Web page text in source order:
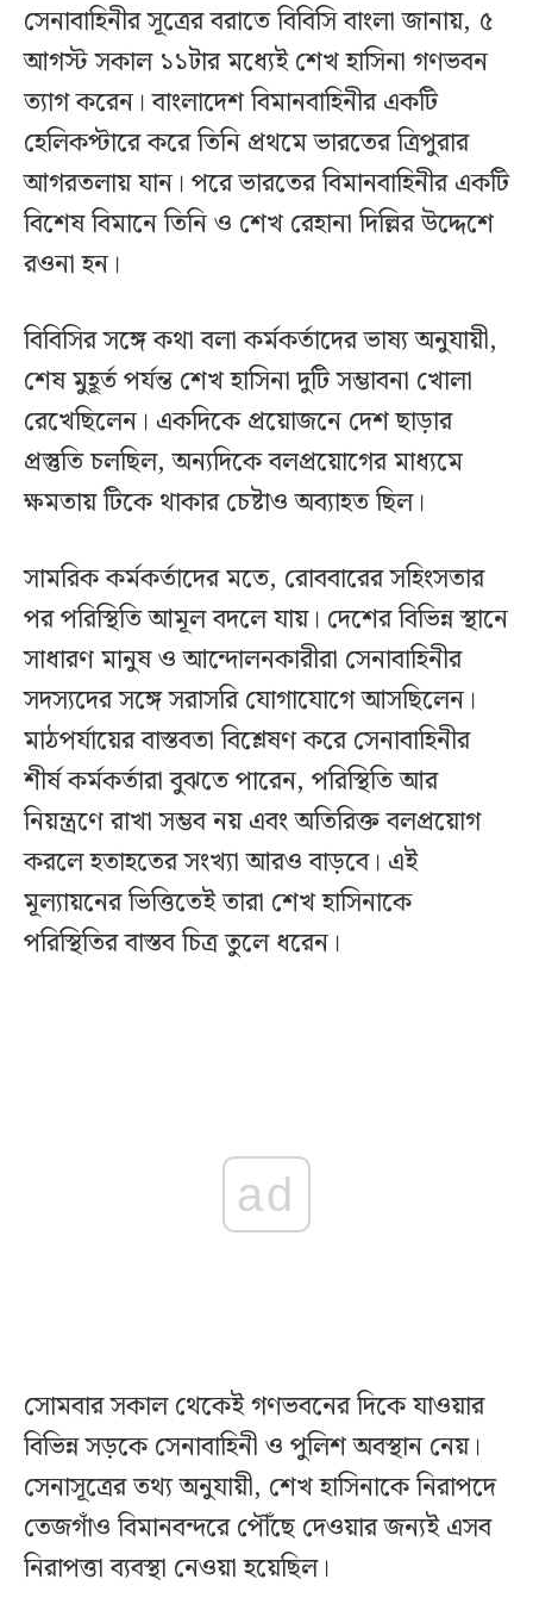
সেনাবাহিনীর সূত্রের বরাতে বিবিসি বাংলা জানায়, ৫
আগস্ট সকাল ১১টার মধ্যেই শেখ হাসিনা গণভবন
ত্যাগ করেন। বাংলাদেশ বিমানবাহিনীর একটি
হেলিকপ্টারে করে তিনি প্রথমে ভারতের ত্রিপুরার
আগরতলায় যান। পরে ভারতের বিমানবাহিনীর একটি
বিশেষ বিমানে তিনি ও শেখ রেহানা দিল্লির উদ্দেশে
রওনা হন।
বিবিসির সঙ্গে কথা বলা কর্মকর্তাদের ভাষ্য অনুযায়ী,
শেষ মুহূর্ত পর্যন্ত শেখ হাসিনা দুটি সম্ভাবনা খোলা
রেখেছিলেন। একদিকে প্রয়োজনে দেশ ছাড়ার
প্রস্তুতি চলছিল, অন্যদিকে বলপ্রয়োগের মাধ্যমে
ক্ষমতায় টিকে থাকার চেষ্টাও অব্যাহত ছিল।
সামরিক কর্মকর্তাদের মতে, রোববারের সহিংসতার
পর পরিস্থিতি আমূল বদলে যায়। দেশের বিভিন্ন স্থানে
সাধারণ মানুষ ও আন্দোলনকারীরা সেনাবাহিনীর
সদস্যদের সঙ্গে সরাসরি যোগাযোগে আসছিলেন।
মাঠপর্যায়ের বাস্তবতা বিশ্লেষণ করে সেনাবাহিনীর
শীর্ষ কর্মকর্তারা বুঝতে পারেন, পরিস্থিতি আর
নিয়ন্ত্রণে রাখা সম্ভব নয় এবং অতিরিক্ত বলপ্রয়োগ
করলে হতাহতের সংখ্যা আরও বাড়বে। এই
মূল্যায়নের ভিত্তিতেই তারা শেখ হাসিনাকে
পরিস্থিতির বাস্তব চিত্র তুলে ধরেন।
ad
সোমবার সকাল থেকেই গণভবনের দিকে যাওয়ার
বিভিন্ন সড়কে সেনাবাহিনী ও পুলিশ অবস্থান নেয়।
সেনাসূত্রের তথ্য অনুযায়ী, শেখ হাসিনাকে নিরাপদে
তেজগাঁও বিমানবন্দরে পৌঁছে দেওয়ার জন্যই এসব
নিরাপত্তা ব্যবস্থা নেওয়া হয়েছিল।